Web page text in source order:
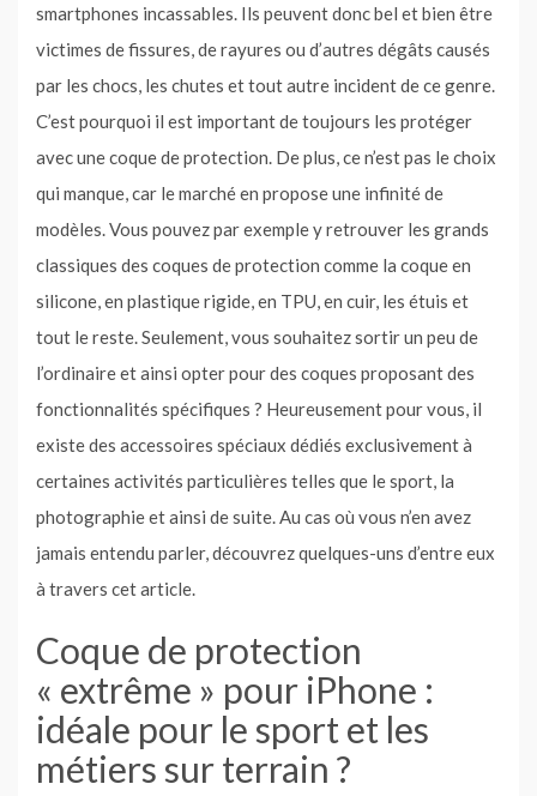
smartphones incassables. Ils peuvent donc bel et bien être
victimes de fissures, de rayures ou d’autres dégâts causés
par les chocs, les chutes et tout autre incident de ce genre.
C’est pourquoi il est important de toujours les protéger
avec une coque de protection. De plus, ce n’est pas le choix
qui manque, car le marché en propose une infinité de
modèles. Vous pouvez par exemple y retrouver les grands
classiques des coques de protection comme la coque en
silicone, en plastique rigide, en TPU, en cuir, les étuis et
tout le reste. Seulement, vous souhaitez sortir un peu de
l’ordinaire et ainsi opter pour des coques proposant des
fonctionnalités spécifiques ? Heureusement pour vous, il
existe des accessoires spéciaux dédiés exclusivement à
certaines activités particulières telles que le sport, la
photographie et ainsi de suite. Au cas où vous n’en avez
jamais entendu parler, découvrez quelques-uns d’entre eux
à travers cet article.
Coque de protection
« extrême » pour iPhone :
idéale pour le sport et les
métiers sur terrain ?